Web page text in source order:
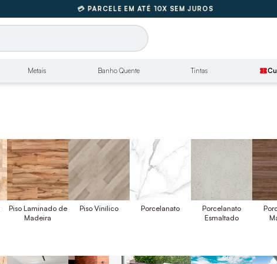
FRETE GRÁTIS SUL E SUDESTE
Metais Banho Quente Tintas confirmation_number
Piso Laminado de
Madeira
Piso Vinílico Porcelanato
Porcelanato
Esmaltado